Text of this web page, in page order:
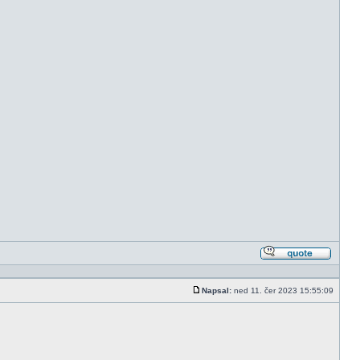
Příspěvek
Napsal: ned 11. čer 2023 15:55:09